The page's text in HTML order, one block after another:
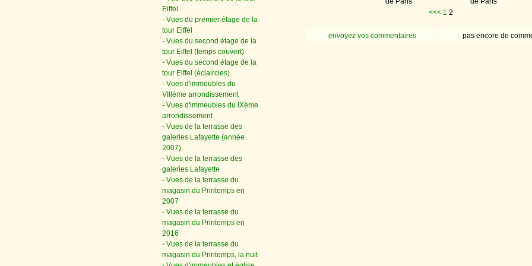
Eiffel
- Vues du premier étage de la
tour Eiffel
- Vues du second étage de la
tour Eiffel (temps couvert)
- Vues du second étage de la
tour Eiffel (éclaircies)
- Vues d'immeubles du
VIIIème arrondissement
- Vues d'immeubles du IXème
arrondissement
- Vues de la terrasse des
galeries Lafayette (année
2007)
- Vues de la terrasse des
galeries Lafayette
- Vues de la terrasse du
magasin du Printemps en
2007
- Vues de la terrasse du
magasin du Printemps en
2016
- Vues de la terrasse du
magasin du Printemps, la nuit
<<< 1 2
envoyez vos commentaires pas encore de